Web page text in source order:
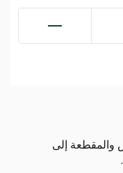
إلى